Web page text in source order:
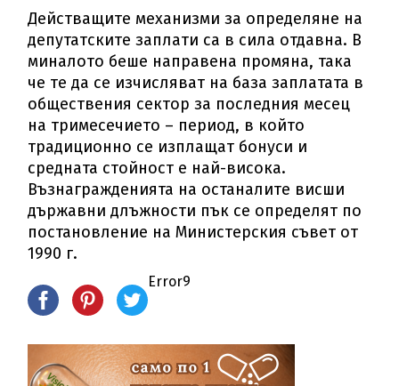
Действащите механизми за определяне на
депутатските заплати са в сила отдавна. В
миналото беше направена промяна, така
че те да се изчисляват на база заплатата в
обществения сектор за последния месец
на тримесечието – период, в който
традиционно се изплащат бонуси и
средната стойност е най-висока.
Възнагражденията на останалите висши
държавни длъжности пък се определят по
постановление на Министерския съвет от
1990 г.
Error9